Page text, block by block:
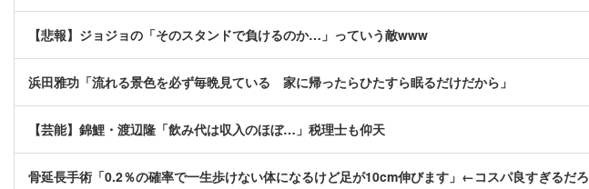
【悲報】ジョジョの「そのスタンドで負けるのか…」っていう敵www
浜田雅功「流れる景色を必ず毎晩見ている 家に帰ったらひたすら眠るだけだから」
【芸能】錦鯉・渡辺隆「飲み代は収入のほぼ…」税理士も仰天
骨延長手術「0.2％の確率で一生歩けない体になるけど足が10cm伸びます」←コスパ良すぎるだろ